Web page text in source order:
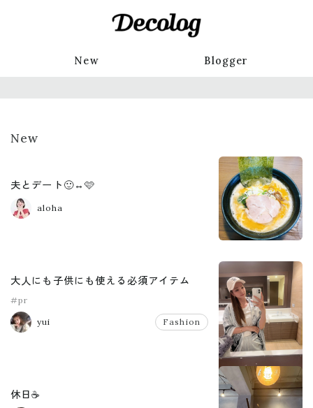
New Blogger
New
夫とデート🙂‍↔️🩷
aloha
大人にも子供にも使える必須アイテム
#pr
yui Fashion
休日☕️